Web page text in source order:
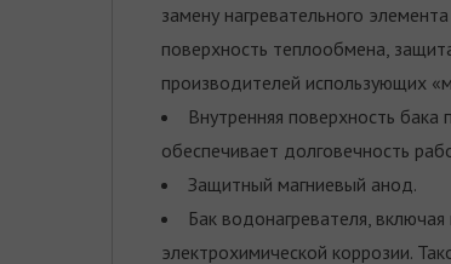
замену нагревательного
поверхность теплообмена,
производителей использующих
Внутренняя поверхность
обеспечивает долговечность
Защитный магниевый анод.
Бак водонагревателя,
электрохимической коррозии.